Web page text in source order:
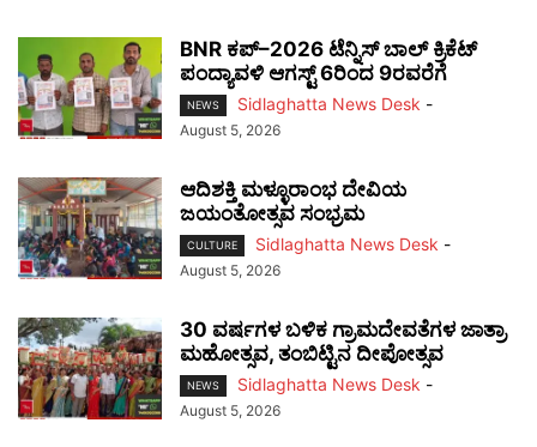
BNR ಕಪ್–2026 ಟೆನ್ನಿಸ್ ಬಾಲ್ ಕ್ರಿಕೆಟ್
ಪಂದ್ಯಾವಳಿ ಆಗಸ್ಟ್ 6ರಿಂದ 9ರವರೆಗೆ
NEWS Sidlaghatta News Desk -
August 5, 2026
ಆದಿಶಕ್ತಿ ಮಳ್ಳೂರಾಂಭ ದೇವಿಯ
ಜಯಂತೋತ್ಸವ ಸಂಭ್ರಮ
CULTURE Sidlaghatta News Desk -
August 5, 2026
30 ವರ್ಷಗಳ ಬಳಿಕ ಗ್ರಾಮದೇವತೆಗಳ ಜಾತ್ರಾ
ಮಹೋತ್ಸವ, ತಂಬಿಟ್ಟಿನ ದೀಪೋತ್ಸವ
NEWS Sidlaghatta News Desk -
August 5, 2026